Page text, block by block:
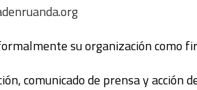
su organización como
comunicado de prensa y acción